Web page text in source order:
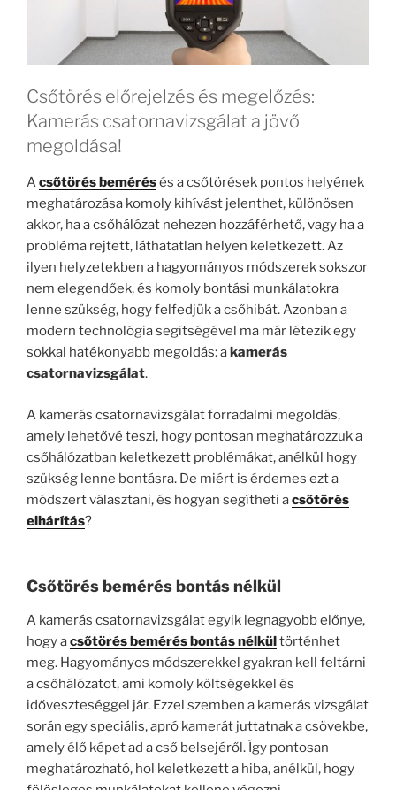
Csőtörés előrejelzés és megelőzés:
Kamerás csatornavizsgálat a jövő
megoldása!
Acsőtörés bemérésés a csőtörések pontos helyének
meghatározása komoly kihívást jelenthet, különösen
akkor, ha a csőhálózat nehezen hozzáférhető, vagy ha a
probléma rejtett, láthatatlan helyen keletkezett. Az
ilyen helyzetekben a hagyományos módszerek sokszor
nem elegendőek, és komoly bontási munkálatokra
lenne szükség, hogy felfedjük a csőhibát. Azonban a
modern technológia segítségével ma már létezik egy
sokkal hatékonyabb megoldás: akamerás
csatornavizsgálat.
A kamerás csatornavizsgálat forradalmi megoldás,
amely lehetővé teszi, hogy pontosan meghatározzuk a
csőhálózatban keletkezett problémákat, anélkül hogy
szükség lenne bontásra. De miért is érdemes ezt a
módszert választani, és hogyan segítheti acsőtörés
elhárítás?
Csőtörés bemérés bontás nélkül
A kamerás csatornavizsgálat egyik legnagyobb előnye,
hogy acsőtörés bemérés bontás nélkültörténhet
meg. Hagyományos módszerekkel gyakran kell feltárni
a csőhálózatot, ami komoly költségekkel és
időveszteséggel jár. Ezzel szemben a kamerás vizsgálat
során egy speciális, apró kamerát juttatnak a csövekbe,
amely élő képet ad a cső belsejéről. Így pontosan
meghatározható, hol keletkezett a hiba, anélkül, hogy